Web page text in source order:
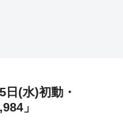
日(水)初動・
」